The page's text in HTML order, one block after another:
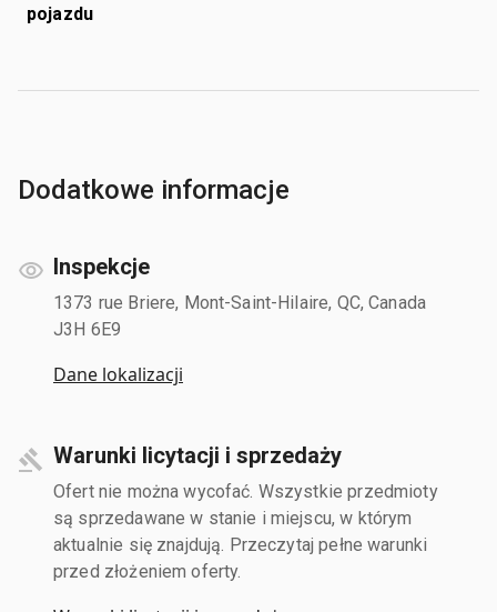
pojazdu
Dodatkowe informacje
Inspekcje
1373 rue Briere, Mont-Saint-Hilaire, QC, Canada
J3H 6E9
Dane lokalizacji
Warunki licytacji i sprzedaży
Ofert nie można wycofać. Wszystkie przedmioty
są sprzedawane w stanie i miejscu, w którym
aktualnie się znajdują. Przeczytaj pełne warunki
przed złożeniem oferty.